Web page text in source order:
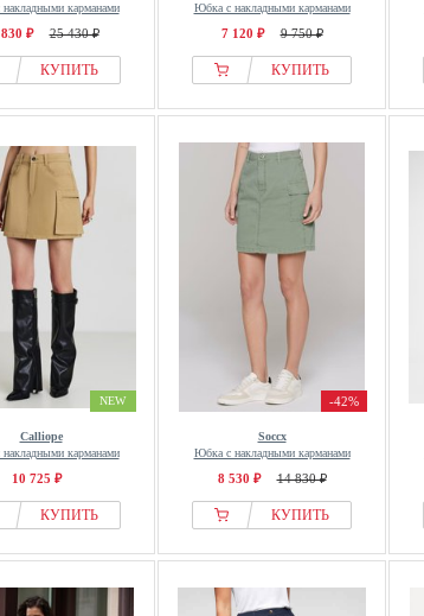
карманами
₽ 25 430 ₽
КУПИТЬ
Юбка с накладными карманами
7 120 ₽ 9 750 ₽
КУПИТЬ
NEW
Calliope
карманами
10 725 ₽
КУПИТЬ
-42%
Soccx
Юбка с накладными карманами
8 530 ₽ 14 830 ₽
КУПИТЬ